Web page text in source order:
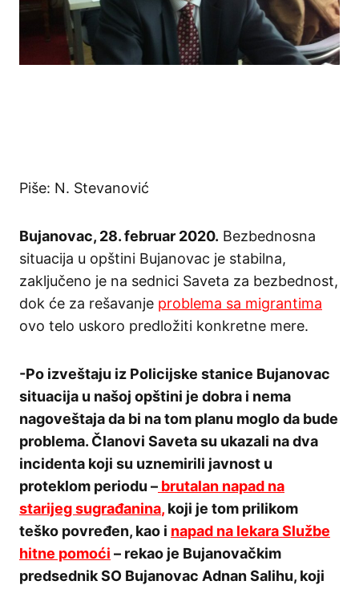
Piše: N. Stevanović
Bujanovac, 28. februar 2020. Bezbednosna
situacija u opštini Bujanovac je stabilna,
zaključeno je na sednici Saveta za bezbednost,
dok će za rešavanje problema sa migrantima
ovo telo uskoro predložiti konkretne mere.
-Po izveštaju iz Policijske stanice Bujanovac
situacija u našoj opštini je dobra i nema
nagoveštaja da bi na tom planu moglo da bude
problema. Članovi Saveta su ukazali na dva
incidenta koji su uznemirili javnost u
proteklom periodu – brutalan napad na
starijeg sugrađanina, koji je tom prilikom
teško povređen, kao i napad na lekara Službe
hitne pomoći – rekao je Bujanovačkim
predsednik SO Bujanovac Adnan Salihu, koji